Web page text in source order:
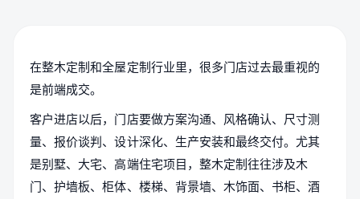
在整木定制和全屋定制行业里，很多门店过去最重视的
是前端成交。
客户进店以后，门店要做方案沟通、风格确认、尺寸测
量、报价谈判、设计深化、生产安装和最终交付。尤其
是别墅、大宅、高端住宅项目，整木定制往往涉及木
门、护墙板、柜体、楼梯、背景墙、木饰面、书柜、酒